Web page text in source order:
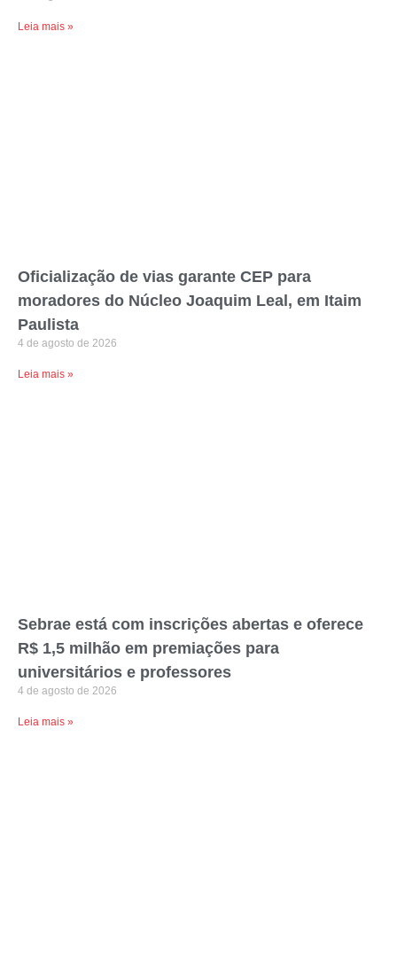
Leia mais »
Oficialização de vias garante CEP para
moradores do Núcleo Joaquim Leal, em Itaim
Paulista
4 de agosto de 2026
Leia mais »
Sebrae está com inscrições abertas e oferece
R$ 1,5 milhão em premiações para
universitários e professores
4 de agosto de 2026
Leia mais »